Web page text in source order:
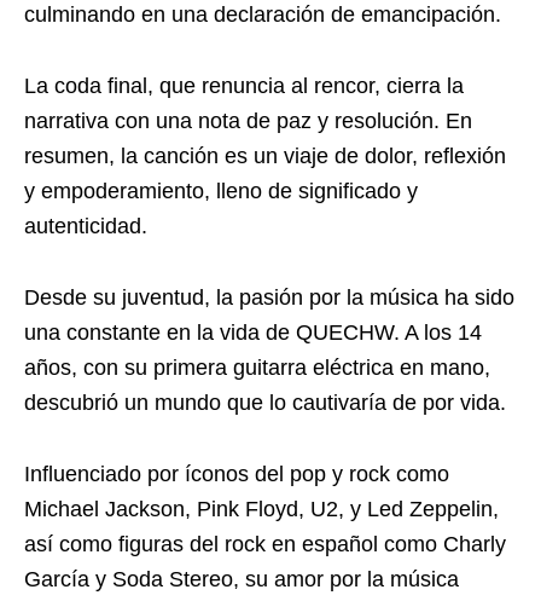
culminando en una declaración de emancipación.
La coda final, que renuncia al rencor, cierra la
narrativa con una nota de paz y resolución. En
resumen, la canción es un viaje de dolor, reflexión
y empoderamiento, lleno de significado y
autenticidad.
Desde su juventud, la pasión por la música ha sido
una constante en la vida de QUECHW. A los 14
años, con su primera guitarra eléctrica en mano,
descubrió un mundo que lo cautivaría de por vida.
Influenciado por íconos del pop y rock como
Michael Jackson, Pink Floyd, U2, y Led Zeppelin,
así como figuras del rock en español como Charly
García y Soda Stereo, su amor por la música